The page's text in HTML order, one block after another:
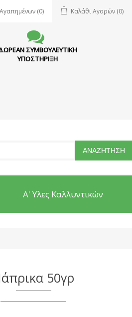
(0) Καλάθι Αγορών (0)
ΣΥΜΒΟΥΛΕΥΤΙΚΗ
ΥΠΟΣΤΗΡΙΞΗ
Α' Υλες Καλλυντικών
50γρ